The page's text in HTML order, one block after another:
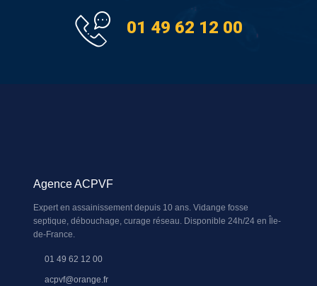
01 49 62 12 00
Agence ACPVF
Expert en assainissement depuis 10 ans. Vidange fosse
septique, débouchage, curage réseau. Disponible 24h/24 en Île-
de-France.
01 49 62 12 00
acpvf@orange.fr